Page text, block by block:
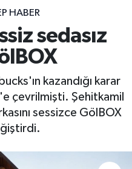
HABER
sedasız
kazandığı karar
çevrilmişti. Şehitkamil
sessizce GölBOX